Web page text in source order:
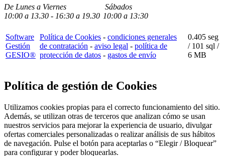
De Lunes a Viernes
10:00 a 13.30 - 16:30 a 19.30
Sábados
10:00 a 13:30
Software
Gestión
GESIO®
Política de Cookies - condiciones generales
de contratación - aviso legal - política de
protección de datos - gastos de envío
0.405 seg
/ 101 sql /
6 MB
Política de gestión de Cookies
Utilizamos cookies propias para el correcto funcionamiento del sitio.
Además, se utilizan otras de terceros que analizan cómo se usan
nuestros servicios para mejorar la experiencia de usuario, divulgar
ofertas comerciales personalizadas o realizar análisis de sus hábitos
de navegación. Pulse el botón para aceptarlas o “Elegir / Bloquear”
para configurar y poder bloquearlas.